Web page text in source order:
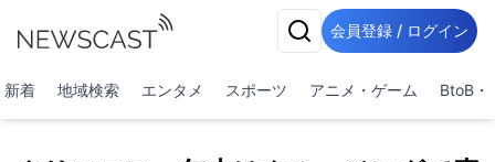
会員登録 / ログイン
新着 地域検索 エンタメ スポーツ アニメ・ゲーム BtoB・